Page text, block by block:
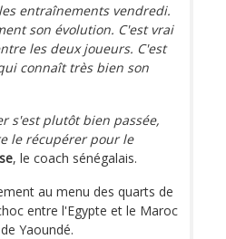
entraînements vendredi.
son évolution. C'est vrai
les deux joueurs. C'est
connaît très bien son
s'est plutôt bien passée,
le récupérer pour le
, le coach sénégalais.
au menu des quarts de
entre l'Egypte et le Maroc
de Yaoundé.